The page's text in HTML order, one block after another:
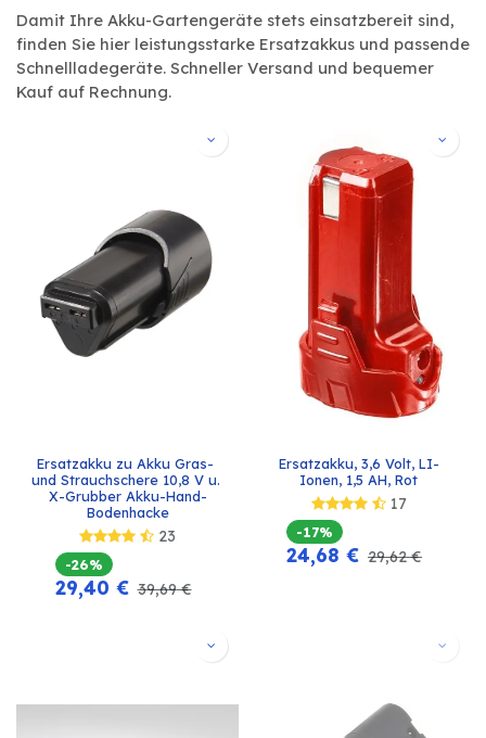
Damit Ihre Akku-Gartengeräte stets einsatzbereit sind,
finden Sie hier leistungsstarke Ersatzakkus und passende
Schnellladegeräte. Schneller Versand und bequemer
Kauf auf Rechnung.
Ersatzakku zu Akku Gras-
und Strauchschere 10,8 V u.
X-Grubber Akku-Hand-
Bodenhacke
23
-26%
29,40 € 39,69€
Ersatzakku, 3,6 Volt, LI-
Ionen, 1,5 AH, Rot
17
-17%
24,68 € 29,62€